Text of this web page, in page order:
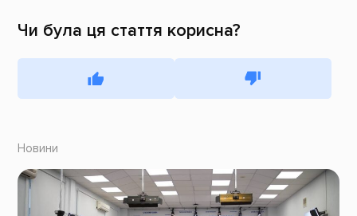
Чи була ця стаття корисна?
Новини